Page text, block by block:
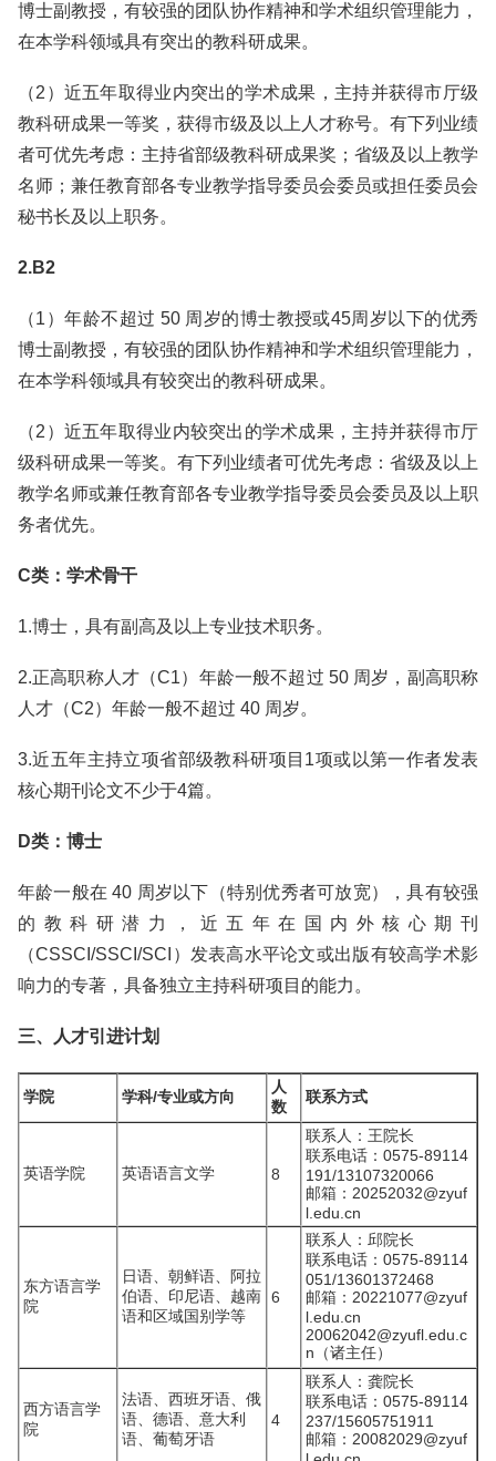
博士副教授，有较强的团队协作精神和学术组织管理能力，
在本学科领域具有突出的教科研成果。
（2）近五年取得业内突出的学术成果，主持并获得市厅级
教科研成果一等奖，获得市级及以上人才称号。有下列业绩
者可优先考虑：主持省部级教科研成果奖；省级及以上教学
名师；兼任教育部各专业教学指导委员会委员或担任委员会
秘书长及以上职务。
2.B2
（1）年龄不超过 50 周岁的博士教授或45周岁以下的优秀
博士副教授，有较强的团队协作精神和学术组织管理能力，
在本学科领域具有较突出的教科研成果。
（2）近五年取得业内较突出的学术成果，主持并获得市厅
级科研成果一等奖。有下列业绩者可优先考虑：省级及以上
教学名师或兼任教育部各专业教学指导委员会委员及以上职
务者优先。
C类：学术骨干
1.博士，具有副高及以上专业技术职务。
2.正高职称人才（C1）年龄一般不超过 50 周岁，副高职称
人才（C2）年龄一般不超过 40 周岁。
3.近五年主持立项省部级教科研项目1项或以第一作者发表
核心期刊论文不少于4篇。
D类：博士
年龄一般在 40 周岁以下（特别优秀者可放宽），具有较强
的教科研潜力，近五年在国内外核心期刊
（CSSCI/SSCI/SCI）发表高水平论文或出版有较高学术影
响力的专著，具备独立主持科研项目的能力。
三、人才引进计划
学院 学科/专业或方向
人
数
联系方式
英语学院 英语语言文学 8
联系人：王院长
联系电话：0575-89114
191/13107320066
邮箱：20252032@zyuf
l.edu.cn
东方语言学
院
日语、朝鲜语、阿拉
伯语、印尼语、越南
语和区域国别学等
6
联系人：邱院长
联系电话：0575-89114
051/13601372468
邮箱：20221077@zyuf
l.edu.cn
20062042@zyufl.edu.c
n（诸主任）
西方语言学
院
法语、西班牙语、俄
语、德语、意大利
语、葡萄牙语
4
联系人：龚院长
联系电话：0575-89114
237/15605751911
邮箱：20082029@zyuf